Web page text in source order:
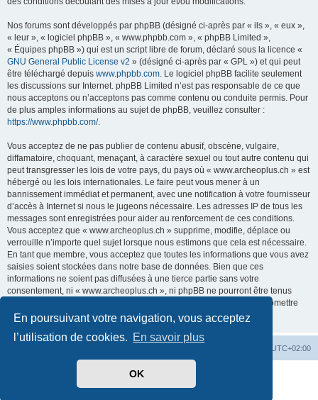
En poursuivant votre navigation, vous acceptez
l’utilisation de cookies. En savoir plus
OK
Nos forums sont développés par phpBB (désigné ci-après par « ils », « eux »,
« leur », « logiciel phpBB », « www.phpbb.com », « phpBB Limited »,
« Équipes phpBB ») qui est un script libre de forum, déclaré sous la licence «
GNU General Public License v2 » (désigné ci-après par « GPL ») et qui peut
être téléchargé depuis www.phpbb.com. Le logiciel phpBB facilite seulement
les discussions sur Internet. phpBB Limited n’est pas responsable de ce que
nous acceptons ou n’acceptons pas comme contenu ou conduite permis. Pour
de plus amples informations au sujet de phpBB, veuillez consulter :
https://www.phpbb.com/.
Vous acceptez de ne pas publier de contenu abusif, obscène, vulgaire,
diffamatoire, choquant, menaçant, à caractère sexuel ou tout autre contenu qui
peut transgresser les lois de votre pays, du pays où « www.archeoplus.ch » est
hébergé ou les lois internationales. Le faire peut vous mener à un
bannissement immédiat et permanent, avec une notification à votre fournisseur
d’accès à Internet si nous le jugeons nécessaire. Les adresses IP de tous les
messages sont enregistrées pour aider au renforcement de ces conditions.
Vous acceptez que « www.archeoplus.ch » supprime, modifie, déplace ou
verrouille n’importe quel sujet lorsque nous estimons que cela est nécessaire.
En tant que membre, vous acceptez que toutes les informations que vous avez
saisies soient stockées dans notre base de données. Bien que ces
informations ne soient pas diffusées à une tierce partie sans votre
consentement, ni « www.archeoplus.ch », ni phpBB ne pourront être tenus
comme responsables en cas de tentative de piratage visant à compromettre
les données.
UTC+02:00
phpBB ® Forum Software © phpBB Limited
phpBB-fr.com